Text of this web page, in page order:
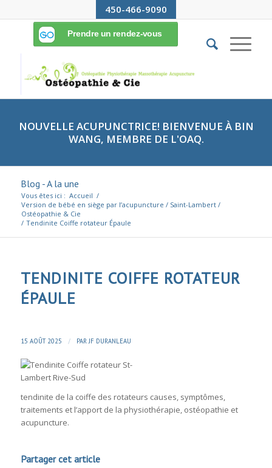
450-466-9090
NOUVELLE ACUPUNCTRICE! BIENVENUE À BIN
WANG, MEMBRE DE L'OAQ.
Blog - A la une
Vous êtes ici : Accueil /
Version de bébé en siège par l’acupuncture / Saint-Lambert /
Ostéopathie & Cie
/ Tendinite Coiffe rotateur Épaule
TENDINITE COIFFE ROTATEUR
ÉPAULE
15 AOÛT 2025 / PAR JF DURANLEAU
tendinite de la coiffe des rotateurs causes, symptômes,
traitements et l’apport de la physiothérapie, ostéopathie et
acupuncture.
Partager cet article